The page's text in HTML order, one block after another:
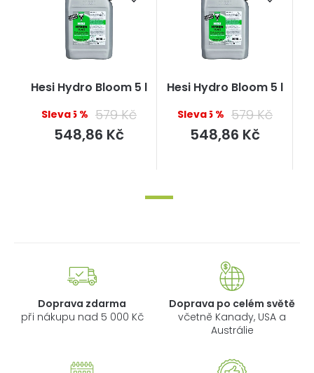
Hesi Hydro Bloom 5 l
–5 % 579 Kč
548,86 Kčcena:
Hesi Hydro Bloom 5 l
–5 % 579 Kč
548,86 Kčcena:
Doprava zdarma
při nákupu nad 5 000 Kč
Doprava po celém světě
včetně Kanady, USA a
Austrálie